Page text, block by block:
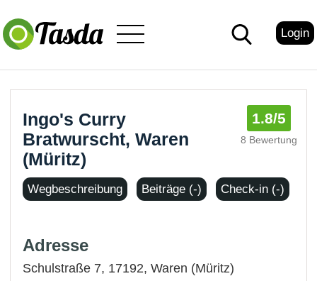
Login
Ingo's Curry
Bratwurscht, Waren
(Müritz)
1.8/5
8 Bewertung
Wegbeschreibung Beiträge (-) Check-in (-)
Adresse
Schulstraße 7, 17192,Waren (Müritz)